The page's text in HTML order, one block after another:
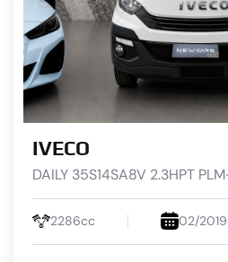
IVECO
DAILY 35S14SA8V 2.3HPT
2286cc 02/2019